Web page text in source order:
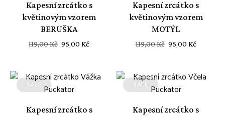
Kapesní zrcátko s
květinovým vzorem
BERUŠKA
119,00Kč Původní
119,00 Kč.
95,00KčAktuální
95,00 Kč.
Kapesní zrcátko s
květinovým vzorem
MOTÝL
119,00Kč Původní
119,00 Kč.
95,00 KčAktuální
95,00 Kč.
SALE
Kapesní zrcátko s
SALE
Kapesní zrcátko s